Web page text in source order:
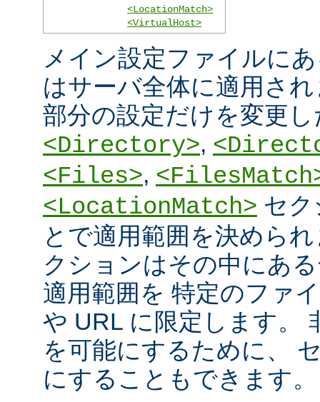
<LocationMatch>
<VirtualHost>
メイン設定ファイルに
はサーバ全体に適用さ
部分の設定だけを変更
<Directory>,
<Files>,
<LocationMatch> セ
とで適用範囲を決めら
クションはその中にあ
適用範囲を 特定のファ
や URL に限定します。
を可能にするために、
にすることもできます。